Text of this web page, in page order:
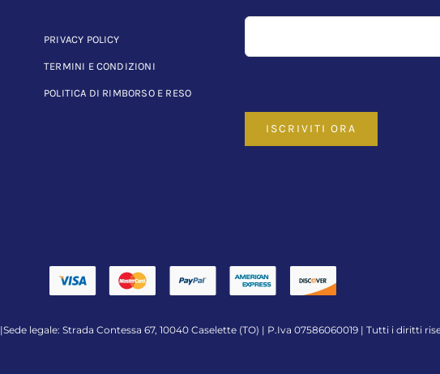
PRIVACY POLICY
TERMINI E CONDIZIONI
POLITICA DI RIMBORSO E RESO
ISCRIVITI ORA
|Sede legale: Strada Contessa 67, 10040 Caselette (TO) | P.Iva 07586060019 | Tutti i diritti